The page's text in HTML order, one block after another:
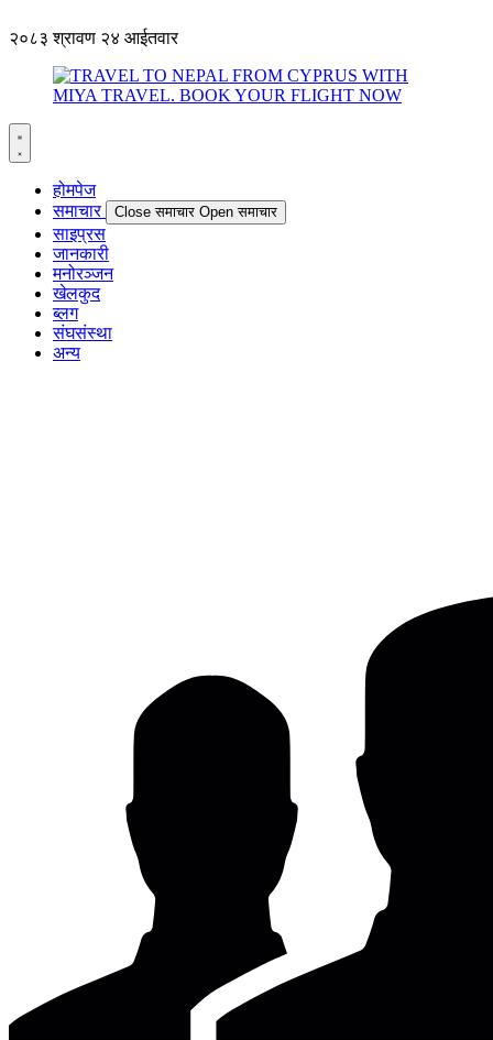
२०८३ श्रावण २४ आईतवार
होमपेज
समाचार
Close समाचार Open समाचार
साइप्रस
जानकारी
मनोरञ्जन
खेलकुद
ब्लग
संघसंस्था
अन्य